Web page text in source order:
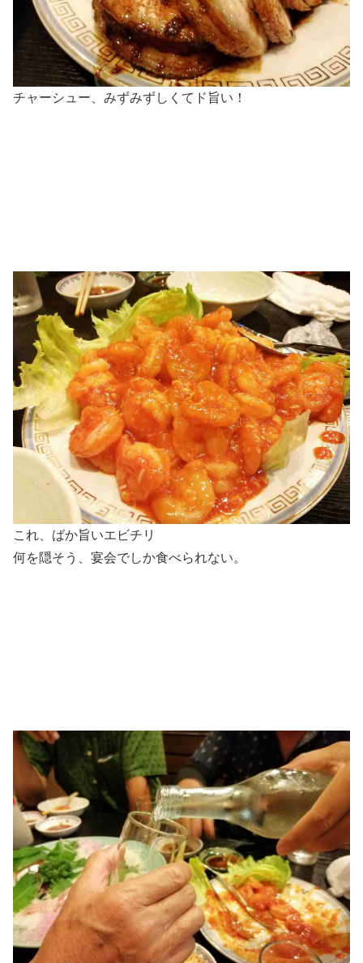
チャーシュー、みずみずしくてド旨い！
これ、ばか旨いエビチリ
何を隠そう、宴会でしか食べられない。